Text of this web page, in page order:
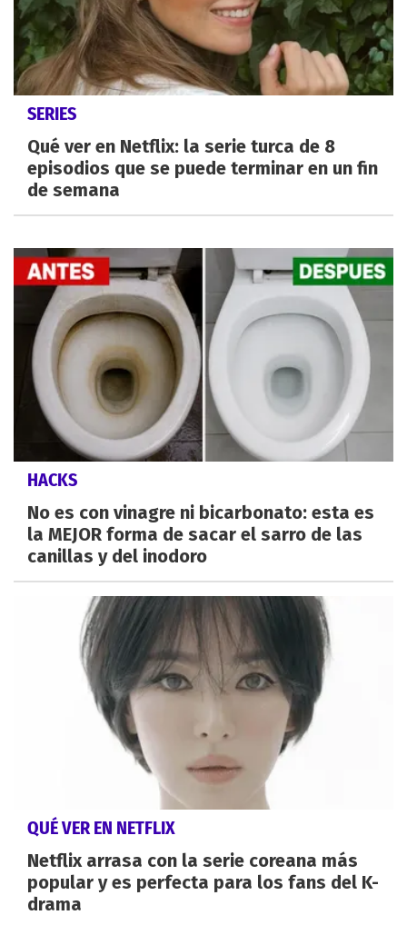
SERIES
Qué ver en Netflix: la serie turca de 8
episodios que se puede terminar en un fin
de semana
HACKS
No es con vinagre ni bicarbonato: esta es
la MEJOR forma de sacar el sarro de las
canillas y del inodoro
QUÉ VER EN NETFLIX
Netflix arrasa con la serie coreana más
popular y es perfecta para los fans del K-
drama